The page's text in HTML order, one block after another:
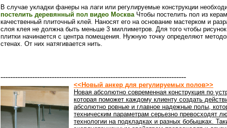
В случае укладки фанеры на лаги или регулируемые конструкции
постелить деревянный пол видео МоскваЧтобы постелить пол из
качественный плиточный клей. Наносят его на основание мастерком и
слоя клея не должна быть меньше 3 миллиметров. Для того чтобы
плитки начинается с центра помещения. Нужную точку определяют
стенах. От них натягивается нить.
----------------------------------------------------------------------------
<<Новый анкер для регулируемых полов>>
Новая абсолютно современная конструкция по
которая поможет каждому клиенту создать
абсолютно ровные и главное надежные полы,
техническим параметрам серьезно превосходят
технологии на подкладках и разных бобышках.